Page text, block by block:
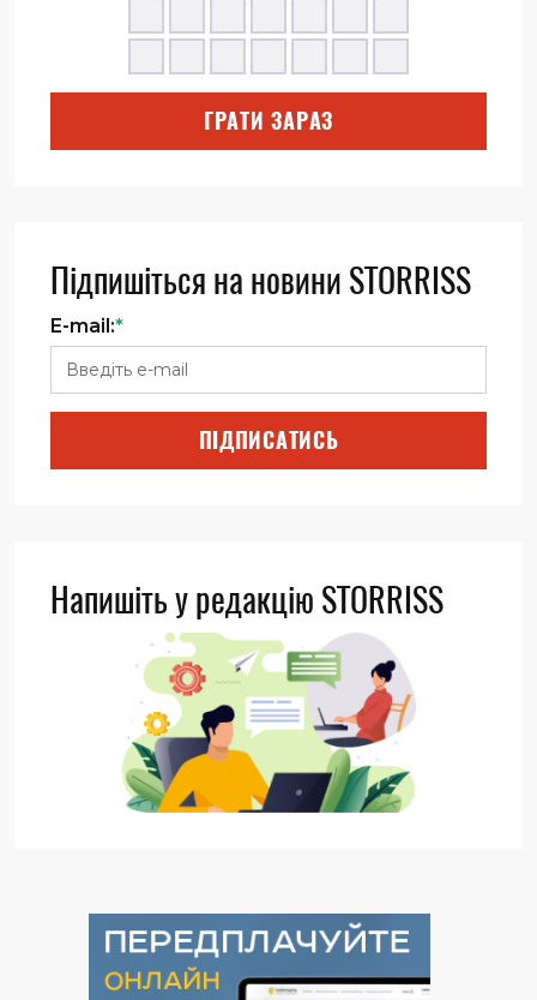
ГРАТИ ЗАРАЗ
Підпишіться на новини STORRISS
E-mail:*
ПІДПИСАТИСЬ
Напишіть у редакцію STORRISS